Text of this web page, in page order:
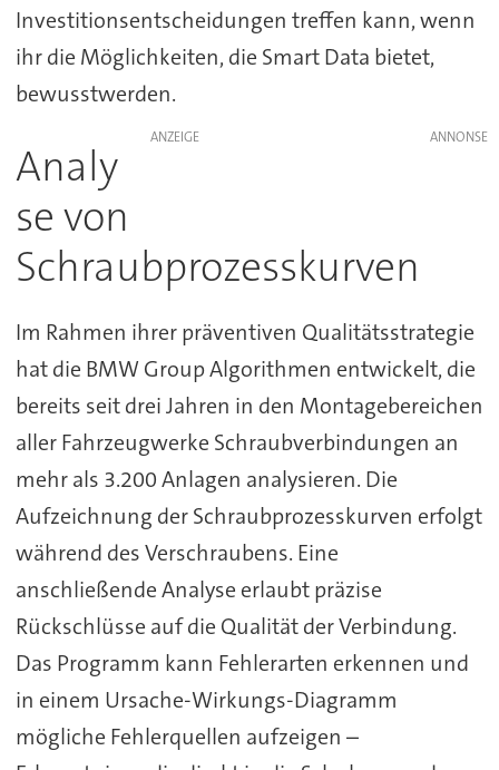
Investitionsentscheidungen treffen kann, wenn
ihr die Möglichkeiten, die Smart Data bietet,
bewusstwerden.
ANZEIGE
Analy
se von
Schraubprozesskurven
Im Rahmen ihrer präventiven Qualitätsstrategie
hat die BMW Group Algorithmen entwickelt, die
bereits seit drei Jahren in den Montagebereichen
aller Fahrzeugwerke Schraubverbindungen an
mehr als 3.200 Anlagen analysieren. Die
Aufzeichnung der Schraubprozesskurven erfolgt
während des Verschraubens. Eine
anschließende Analyse erlaubt präzise
Rückschlüsse auf die Qualität der Verbindung.
Das Programm kann Fehlerarten erkennen und
in einem Ursache-Wirkungs-Diagramm
mögliche Fehlerquellen aufzeigen –